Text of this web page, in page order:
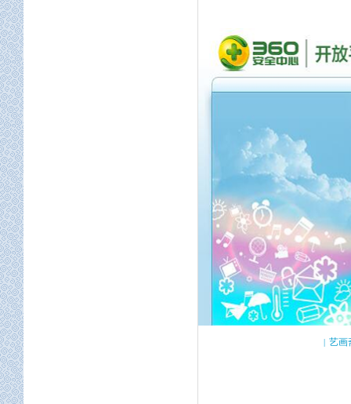
| 艺画